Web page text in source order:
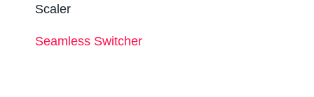
Scaler
Seamless Switcher